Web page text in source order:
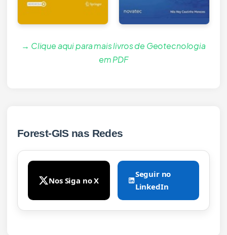
→ Clique aqui para mais livros de Geotecnologia
em PDF
Forest-GIS nas Redes
Nos Siga no X
Seguir no
LinkedIn